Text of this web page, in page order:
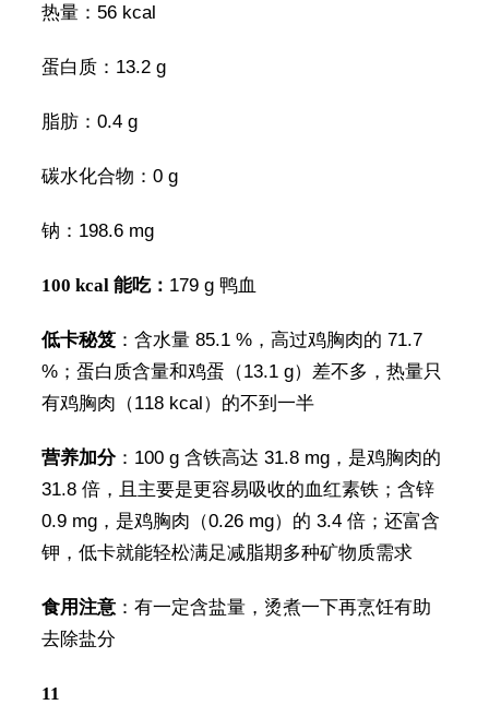
热量：56 kcal
蛋白质：13.2 g
脂肪：0.4 g
碳水化合物：0 g
钠：198.6 mg
100 kcal 能吃： 179 g 鸭血
低卡秘笈：含水量 85.1 %，高过鸡胸肉的 71.7
%；蛋白质含量和鸡蛋（13.1 g）差不多，热量只
有鸡胸肉（118 kcal）的不到一半
营养加分：100 g 含铁高达 31.8 mg，是鸡胸肉的
31.8 倍，且主要是更容易吸收的血红素铁；含锌
0.9 mg，是鸡胸肉（0.26 mg）的 3.4 倍；还富含
钾，低卡就能轻松满足减脂期多种矿物质需求
食用注意：有一定含盐量，烫煮一下再烹饪有助
去除盐分
11